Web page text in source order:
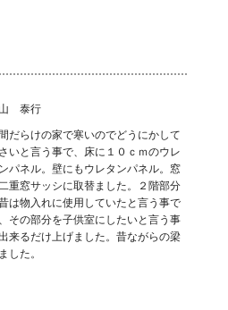
泰行
だらけの家で寒いのでどうにかして
いと言う事で、床に１０ｃｍのウレ
パネル。壁にもウレタンパネル。窓
重窓サッシに取替ました。２階部分
は物入れに使用していたと言う事で
その部分を子供室にしたいと言う事
来るだけ上げました。昔ながらの梁
した。